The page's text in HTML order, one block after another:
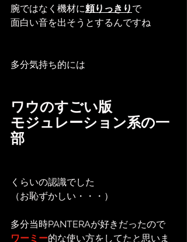
腕ではなく機材に頼りっきり で
面白い音を出そうとするんですね
多分気持ち的には
ワウのすごい版
モジュレーション系の一
部
くらいの認識でした
（お恥ずかしい・・・）
多分当時PANTERAが好きだったので
ワーミー的な使い方をしてたと思いま